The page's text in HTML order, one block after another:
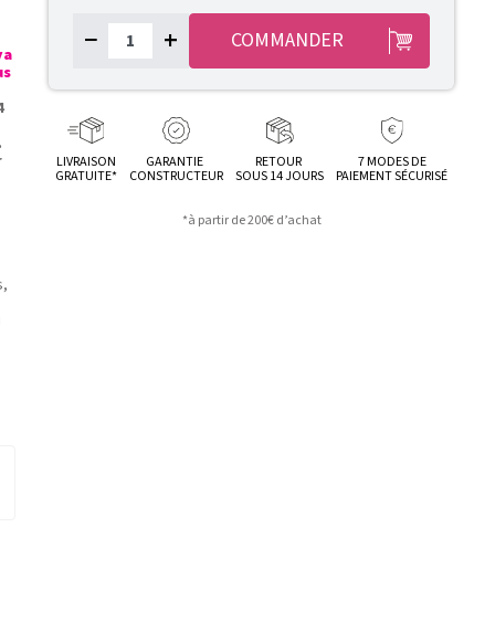
− + COMMANDER
LIVRAISON
GRATUITE*
GARANTIE
CONSTRUCTEUR
RETOUR
SOUS 14 JOURS
7 MODES DE
PAIEMENT SÉCURISÉ
*à partir de 200€ d’achat